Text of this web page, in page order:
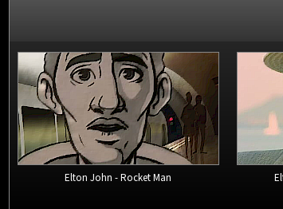
Elton John - Rocket Man